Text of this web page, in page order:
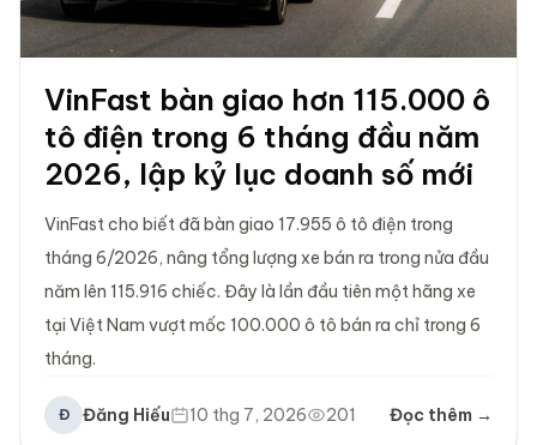
VinFast bàn giao hơn 115.000 ô
tô điện trong 6 tháng đầu năm
2026, lập kỷ lục doanh số mới
VinFast cho biết đã bàn giao 17.955 ô tô điện trong
tháng 6/2026, nâng tổng lượng xe bán ra trong nửa đầu
năm lên 115.916 chiếc. Đây là lần đầu tiên một hãng xe
tại Việt Nam vượt mốc 100.000 ô tô bán ra chỉ trong 6
tháng.
Đ Đăng Hiếu 10 thg 7, 2026 201 Đọc thêm →